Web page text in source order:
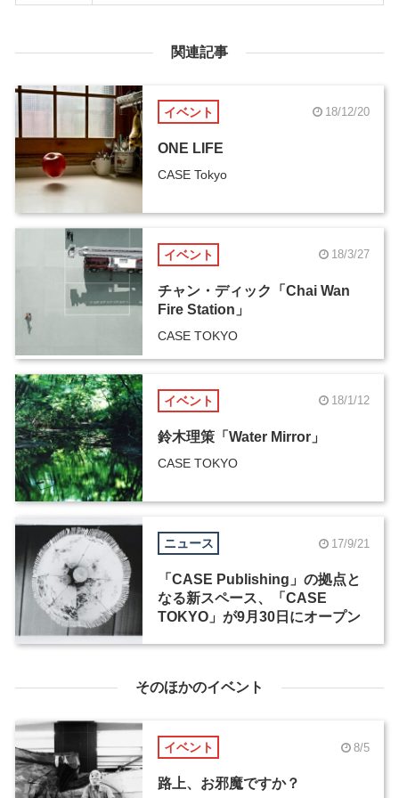
関連記事
イベント 18/12/20
ONE LIFE
CASE Tokyo
イベント 18/3/27
チャン・ディック「Chai Wan
Fire Station」
CASE TOKYO
イベント 18/1/12
鈴木理策「Water Mirror」
CASE TOKYO
ニュース 17/9/21
「CASE Publishing」の拠点と
なる新スペース、「CASE
TOKYO」が9月30日にオープン
そのほかのイベント
イベント 8/5
路上、お邪魔ですか？